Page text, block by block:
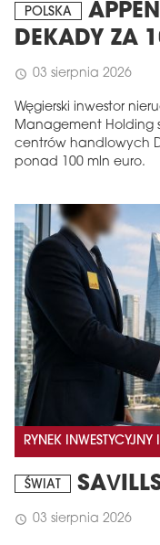
POLSKA
DEKADY ZA
schedule 03 sierpnia 2026
Węgierski inwestor
Management Holding
centrów handlowych
ponad 100 mln euro.
RYNEK
ŚWIAT
schedule 03 sierpnia 2026